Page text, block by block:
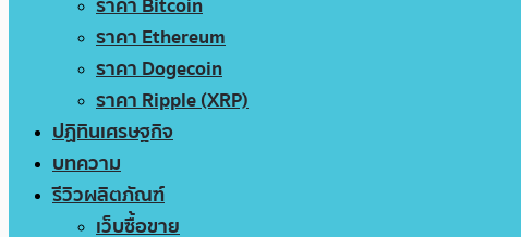
ราคา Ethereum
ราคา Dogecoin
ราคา Ripple (XRP)
ปฏิทินเศรษฐกิจ
บทความ
รีวิวผลิตภัณฑ์
เว็บซื้อขาย